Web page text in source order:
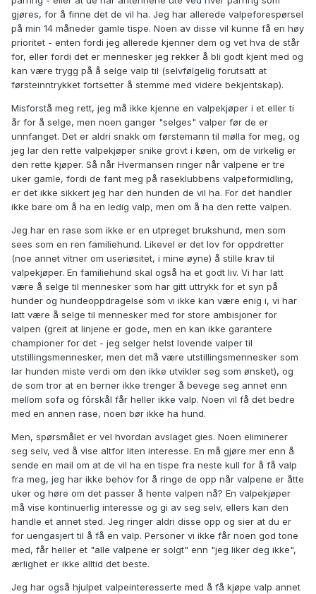
gjøres, for å finne det de vil ha. Jeg har allerede valpeforespørsel
på min 14 måneder gamle tispe. Noen av disse vil kunne få en høy
prioritet - enten fordi jeg allerede kjenner dem og vet hva de står
for, eller fordi det er mennesker jeg rekker å bli godt kjent med og
kan være trygg på å selge valp til (selvfølgelig forutsatt at
førsteinntrykket fortsetter å stemme med videre bekjentskap).
Misforstå meg rett, jeg må ikke kjenne en valpekjøper i et eller ti
år for å selge, men noen ganger "selges" valper før de er
unnfanget. Det er aldri snakk om førstemann til mølla for meg, og
jeg lar den rette valpekjøper snike grovt i køen, om de virkelig er
den rette kjøper. Så når Hvermansen ringer når valpene er tre
uker gamle, fordi de fant meg på raseklubbens valpeformidling,
er det ikke sikkert jeg har den hunden de vil ha. For det handler
ikke bare om å ha en ledig valp, men om å ha den rette valpen.
Jeg har en rase som ikke er en utpreget brukshund, men som
sees som en ren familiehund. Likevel er det lov for oppdretter
(noe annet vitner om useriøsitet, i mine øyne) å stille krav til
valpekjøper. En familiehund skal også ha et godt liv. Vi har latt
være å selge til mennesker som har gitt uttrykk for et syn på
hunder og hundeoppdragelse som vi ikke kan være enig i, vi har
latt være å selge til mennesker med for store ambisjoner for
valpen (greit at linjene er gode, men en kan ikke garantere
championer for det - jeg selger helst lovende valper til
utstillingsmennesker, men det må være utstillingsmennesker som
lar hunden miste verdi om den ikke utvikler seg som ønsket), og
de som tror at en berner ikke trenger å bevege seg annet enn
mellom sofa og fôrskål får heller ikke valp. Noen vil få det bedre
med en annen rase, noen bør ikke ha hund.
Men, spørsmålet er vel hvordan avslaget gies. Noen eliminerer
seg selv, ved å vise altfor liten interesse. En må gjøre mer enn å
sende en mail om at de vil ha en tispe fra neste kull for å få valp
fra meg, jeg har ikke behov for å ringe de opp når valpene er åtte
uker og høre om det passer å hente valpen nå? En valpekjøper
må vise kontinuerlig interesse og gi av seg selv, ellers kan den
handle et annet sted. Jeg ringer aldri disse opp og sier at du er
for uengasjert til å få en valp. Personer vi ikke får noen god tone
med, får heller et "alle valpene er solgt" enn "jeg liker deg ikke",
ærlighet er ikke alltid det beste.
Jeg har også hjulpet valpeinteresserte med å få kjøpe valp annet